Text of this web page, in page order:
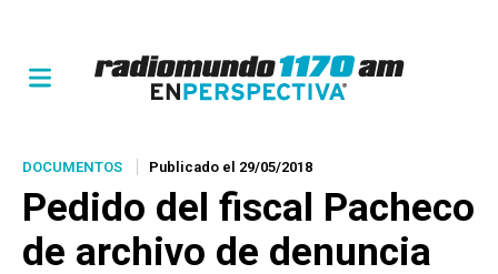
DOCUMENTOS Publicado el 29/05/2018
Pedido del fiscal Pacheco
de archivo de denuncia